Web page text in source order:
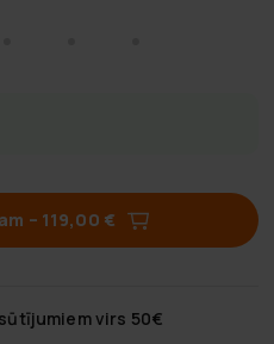
– 119,00 €
virs 50€